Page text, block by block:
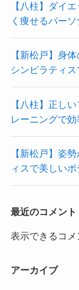
【八柱】ダイ
く痩せるパー
【新松戸】身
シンピラティ
【八柱】正し
レーニングで
【新松戸】姿
ィスで美しい
最近のコメント
表示できるコメ
アーカイブ